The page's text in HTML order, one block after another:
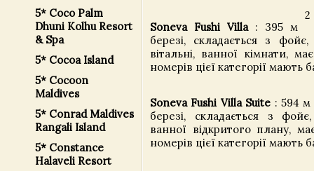
5* Coco Palm
Dhuni Kolhu Resort
& Spa
5* Cocoa Island
5* Cocoon
Maldives
5* Conrad Maldives
Rangali Island
5* Constance
Halaveli Resort
Soneva Fushi Villa: 395 м
2
березі, складається з фойє,
вітальні, ванної кімнати,
номерів цієї категорії мають
Soneva Fushi Villa Suite : 594 м
березі, складається з фойє,
ванної відкритого плану,
номерів цієї категорії мають